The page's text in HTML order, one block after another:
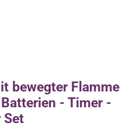
bewegter Flamme
- Timer -
Set